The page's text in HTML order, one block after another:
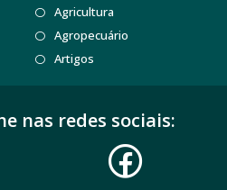
Agricultura
Agropecuário
Artigos
nas redes sociais: